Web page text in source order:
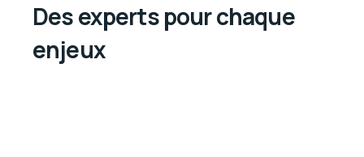
Des experts pour chaque
enjeux